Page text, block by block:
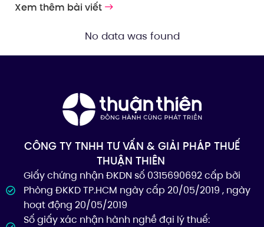
Xem thêm bài viết
No data was found
CÔNG TY TNHH TƯ VẤN & GIẢI PHÁP THUẾ
THUẬN THIÊN
Giấy chứng nhận ĐKDN số 0315690692 cấp bởi
Phòng ĐKKD TP.HCM ngày cấp 20/05/2019 , ngày
hoạt động 20/05/2019
Số giấy xác nhận hành nghề đại lý thuế: